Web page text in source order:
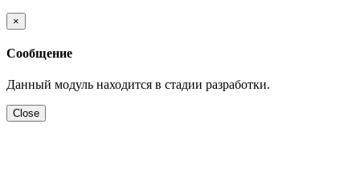
×
Сообщение
Данный модуль находится в стадии разработки.
Close